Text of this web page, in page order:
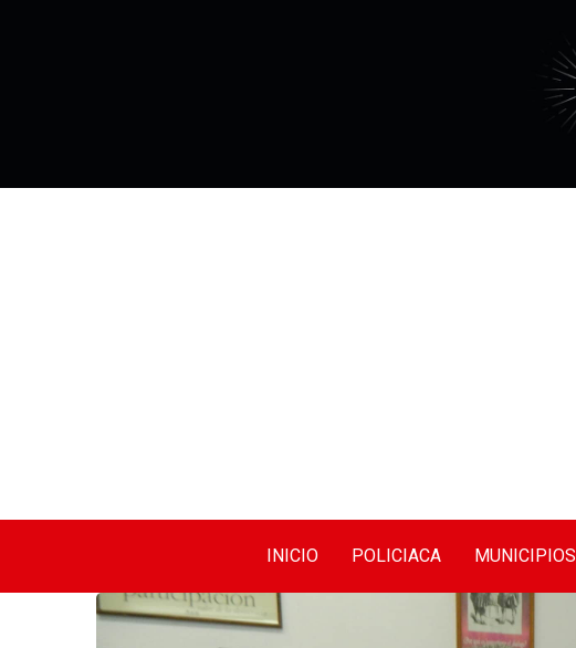
INICIO POLICIACA MUNICIPIOS